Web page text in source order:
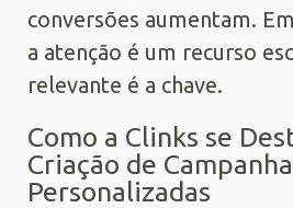
conversões aumentam.
a atenção é um recurso
relevante é a chave.
Como a Clinks se
Criação de
Personalizadas